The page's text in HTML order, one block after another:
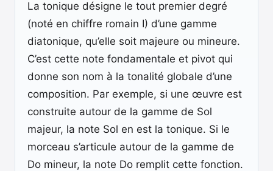
La tonique désigne le tout premier degré
(noté en chiffre romain I) d’une gamme
diatonique, qu’elle soit majeure ou mineure.
C’est cette note fondamentale et pivot qui
donne son nom à la tonalité globale d’une
composition. Par exemple, si une œuvre est
construite autour de la gamme de Sol
majeur, la note Sol en est la tonique. Si le
morceau s’articule autour de la gamme de
Do mineur, la note Do remplit cette fonction.